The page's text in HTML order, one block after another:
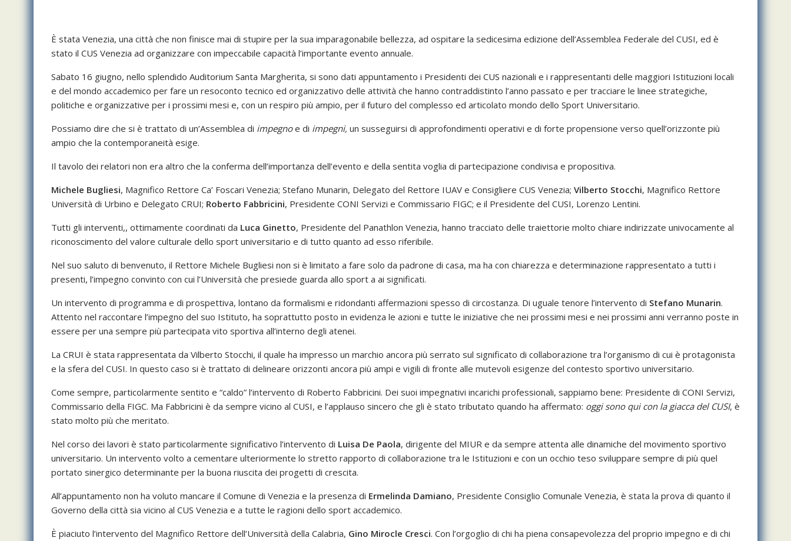
È stata Venezia, una città che non finisce mai di stupire per la sua imparagonabile bellezza, ad ospitare la sedicesima edizione dell’Assemblea Federale del CUSI, ed è
stato il CUS Venezia ad organizzare con impeccabile capacità l’importante evento annuale.
Sabato 16 giugno, nello splendido Auditorium Santa Margherita, si sono dati appuntamento i Presidenti dei CUS nazionali e i rappresentanti delle maggiori Istituzioni locali
e del mondo accademico per fare un resoconto tecnico ed organizzativo delle attività che hanno contraddistinto l’anno passato e per tracciare le linee strategiche,
politiche e organizzative per i prossimi mesi e, con un respiro più ampio, per il futuro del complesso ed articolato mondo dello Sport Universitario.
Possiamo dire che si è trattato di un’Assemblea di impegnoe di impegni, un susseguirsi di approfondimenti operativi e di forte propensione verso quell’orizzonte più
ampio che la contemporaneità esige.
Il tavolo dei relatori non era altro che la conferma dell’importanza dell’evento e della sentita voglia di partecipazione condivisa e propositiva.
Michele Bugliesi, Magnifico Rettore Ca’ Foscari Venezia; Stefano Munarin, Delegato del Rettore IUAV e Consigliere CUS Venezia; Vilberto Stocchi, Magnifico Rettore
Università di Urbino e Delegato CRUI; Roberto Fabbricini, Presidente CONI Servizi e Commissario FIGC; e il Presidente del CUSI, Lorenzo Lentini.
Tutti gli interventi,, ottimamente coordinati da Luca Ginetto, Presidente del Panathlon Venezia, hanno tracciato delle traiettorie molto chiare indirizzate univocamente al
riconoscimento del valore culturale dello sport universitario e di tutto quanto ad esso riferibile.
Nel suo saluto di benvenuto, il Rettore Michele Bugliesi non si è limitato a fare solo da padrone di casa, ma ha con chiarezza e determinazione rappresentato a tutti i
presenti, l’impegno convinto con cui l’Università che presiede guarda allo sport a ai significati.
Un intervento di programma e di prospettiva, lontano da formalismi e ridondanti affermazioni spesso di circostanza. Di uguale tenore l’intervento di Stefano Munarin.
Attento nel raccontare l’impegno del suo Istituto, ha soprattutto posto in evidenza le azioni e tutte le iniziative che nei prossimi mesi e nei prossimi anni verranno poste in
essere per una sempre più partecipata vito sportiva all’interno degli atenei.
La CRUI è stata rappresentata da Vilberto Stocchi, il quale ha impresso un marchio ancora più serrato sul significato di collaborazione tra l’organismo di cui è protagonista
e la sfera del CUSI. In questo caso si è trattato di delineare orizzonti ancora più ampi e vigili di fronte alle mutevoli esigenze del contesto sportivo universitario.
Come sempre, particolarmente sentito e “caldo” l’intervento di Roberto Fabbricini. Dei suoi impegnativi incarichi professionali, sappiamo bene: Presidente di CONI Servizi,
Commissario della FIGC. Ma Fabbricini è da sempre vicino al CUSI, e l’applauso sincero che gli è stato tributato quando ha affermato: oggi sono qui con la giacca del CUSI, è
stato molto più che meritato.
Nel corso dei lavori è stato particolarmente significativo l’intervento di Luisa De Paola, dirigente del MIUR e da sempre attenta alle dinamiche del movimento sportivo
universitario. Un intervento volto a cementare ulteriormente lo stretto rapporto di collaborazione tra le Istituzioni e con un occhio teso sviluppare sempre di più quel
portato sinergico determinante per la buona riuscita dei progetti di crescita.
All’appuntamento non ha voluto mancare il Comune di Venezia e la presenza di Ermelinda Damiano, Presidente Consiglio Comunale Venezia, è stata la prova di quanto il
Governo della città sia vicino al CUS Venezia e a tutte le ragioni dello sport accademico.
È piaciuto l’intervento del Magnifico Rettore dell’Università della Calabria, Gino Mirocle Cresci. Con l’orgoglio di chi ha piena consapevolezza del proprio impegno e di chi